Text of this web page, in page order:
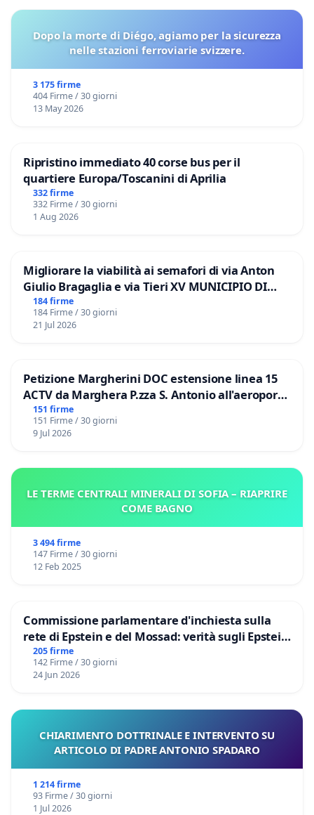
Dopo la morte di Diégo, agiamo per la sicurezza
nelle stazioni ferroviarie svizzere.
3 175 firme
404 Firme / 30 giorni
13 May 2026
Ripristino immediato 40 corse bus per il
quartiere Europa/Toscanini di Aprilia
332 firme
332 Firme / 30 giorni
1 Aug 2026
Migliorare la viabilità ai semafori di via Anton
Giulio Bragaglia e via Tieri XV MUNICIPIO DI
ROMA
184 firme
184 Firme / 30 giorni
21 Jul 2026
Petizione Margherini DOC estensione linea 15
ACTV da Marghera P.zza S. Antonio all'aeroporto
Marco Polo tariffa a € 1,50
151 firme
151 Firme / 30 giorni
9 Jul 2026
LE TERME CENTRALI MINERALI DI SOFIA – RIAPRIRE
COME BAGNO
3 494 firme
147 Firme / 30 giorni
12 Feb 2025
Commissione parlamentare d'inchiesta sulla
rete di Epstein e del Mossad: verità sugli Epstein
Files
205 firme
142 Firme / 30 giorni
24 Jun 2026
CHIARIMENTO DOTTRINALE E INTERVENTO SU
ARTICOLO DI PADRE ANTONIO SPADARO
1 214 firme
93 Firme / 30 giorni
1 Jul 2026